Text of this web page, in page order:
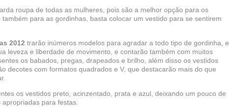
roupa de todas as mulheres, pois são a melhor opção para os
para as gordinhas, basta colocar um vestido para se sentirem
2012 trarão inúmeros modelos para agradar a todo tipo de gordinha, e
leveza e liberdade de movimento, e contarão também com muitos
os babados, pregas, drapeados e brilho, além disso os vestidos
decotes com formatos quadrados e V, que destacarão mais do que
os vestidos preto, acinzentado, prata e azul, deixando um pouco de
para festas.